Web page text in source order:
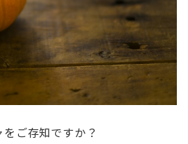
ご存知ですか？